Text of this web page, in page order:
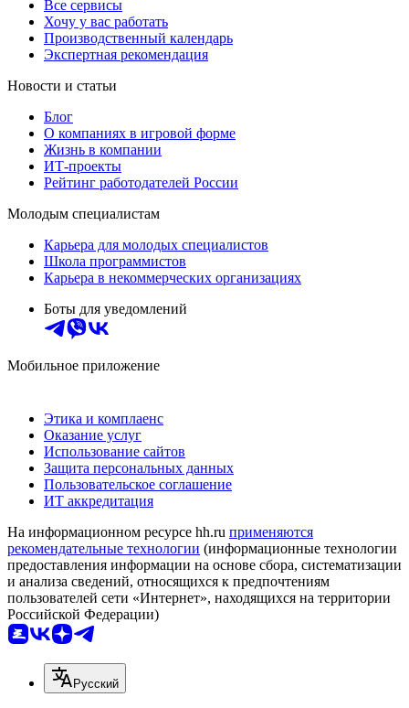
Все сервисы
Хочу у вас работать
Производственный календарь
Экспертная рекомендация
Новости и статьи
Блог
О компаниях в игровой форме
Жизнь в компании
ИТ-проекты
Рейтинг работодателей России
Молодым специалистам
Карьера для молодых специалистов
Школа программистов
Карьера в некоммерческих организациях
Боты для уведомлений
Мобильное приложение
Этика и комплаенс
Оказание услуг
Использование сайтов
Защита персональных данных
Пользовательское соглашение
ИТ аккредитация
На информационном ресурсе hh.ru применяются
рекомендательные технологии (информационные технологии
предоставления информации на основе сбора, систематизации
и анализа сведений, относящихся к предпочтениям
пользователей сети «Интернет», находящихся на территории
Российской Федерации)
Русский